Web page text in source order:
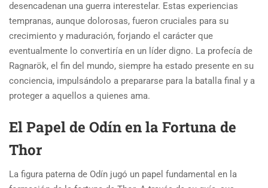
desencadenan una guerra interestelar. Estas experiencias
tempranas, aunque dolorosas, fueron cruciales para su
crecimiento y maduración, forjando el carácter que
eventualmente lo convertiría en un líder digno. La profecía de
Ragnarök, el fin del mundo, siempre ha estado presente en su
conciencia, impulsándolo a prepararse para la batalla final y a
proteger a aquellos a quienes ama.
El Papel de Odín en la Fortuna de
Thor
La figura paterna de Odín jugó un papel fundamental en la